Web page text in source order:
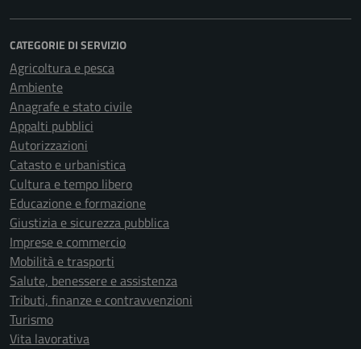
CATEGORIE DI SERVIZIO
Agricoltura e pesca
Ambiente
Anagrafe e stato civile
Appalti pubblici
Autorizzazioni
Catasto e urbanistica
Cultura e tempo libero
Educazione e formazione
Giustizia e sicurezza pubblica
Imprese e commercio
Mobilità e trasporti
Salute, benessere e assistenza
Tributi, finanze e contravvenzioni
Turismo
Vita lavorativa